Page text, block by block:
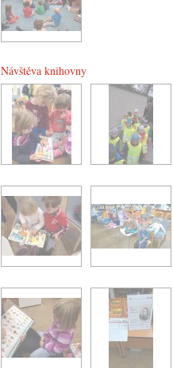
Návštěva knihovny